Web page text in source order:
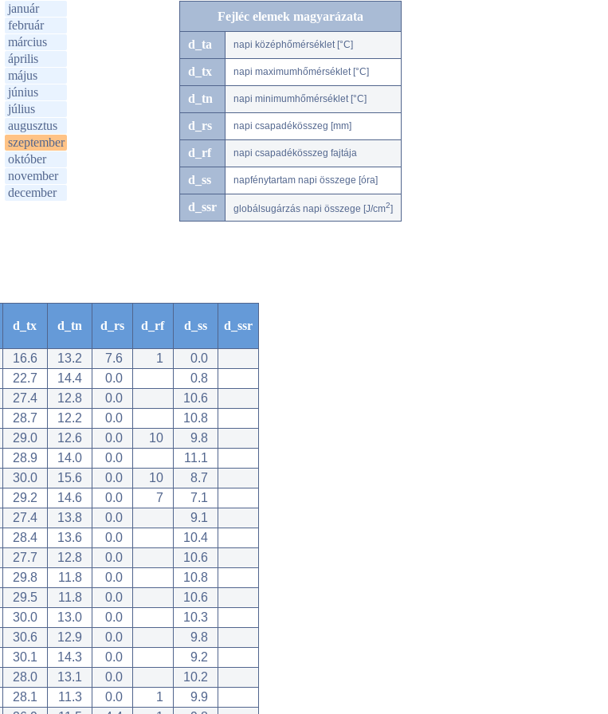
január
február
március
április
május
június
július
augusztus
szeptember
október
november
december
Fejléc elemek magyarázata
d_ta napi középhőmérséklet [°C]
d_tx napi maximumhőmérséklet [°C]
d_tn napi minimumhőmérséklet [°C]
d_rs napi csapadékösszeg [mm]
d_rf napi csapadékösszeg fajtája
d_ss napfénytartam napi összege [óra]
d_ssr globálsugárzás napi összege [J/cm2]
d_tx d_tn d_rs d_rf d_ss d_ssr
16.6 13.2 7.6 1
0.0
22.7 14.4 0.0
0.8
27.4 12.8 0.0
10.6
28.7 12.2 0.0
10.8
29.0 12.6 0.0 10
9.8
28.9 14.0 0.0
11.1
30.0 15.6 0.0 10
8.7
29.2 14.6 0.0 7
7.1
27.4 13.8 0.0
9.1
28.4 13.6 0.0
10.4
27.7 12.8 0.0
10.6
29.8 11.8 0.0
10.8
29.5 11.8 0.0
10.6
30.0 13.0 0.0
10.3
30.6 12.9 0.0
9.8
30.1 14.3 0.0
9.2
28.0 13.1 0.0
10.2
28.1 11.3 0.0 1
9.9